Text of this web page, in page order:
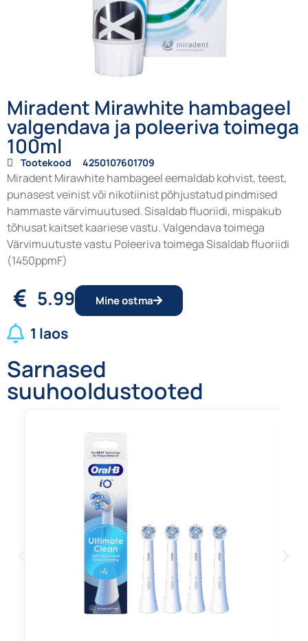
Miradent Mirawhite hambageel
valgendava ja poleeriva toimega
100ml
Tootekood 4250107601709
Miradent Mirawhite hambageel eemaldab kohvist, teest,
punasest veinist või nikotiinist põhjustatud pindmised
hammaste värvimuutused. Sisaldab fluoriidi, mispakub
tõhusat kaitset kaariese vastu. Valgendava toimega
Värvimuutuste vastu Poleeriva toimega Sisaldab fluoriidi
(1450ppmF)
5.99 Mine ostma
1 laos
Sarnased
suuhooldustooted